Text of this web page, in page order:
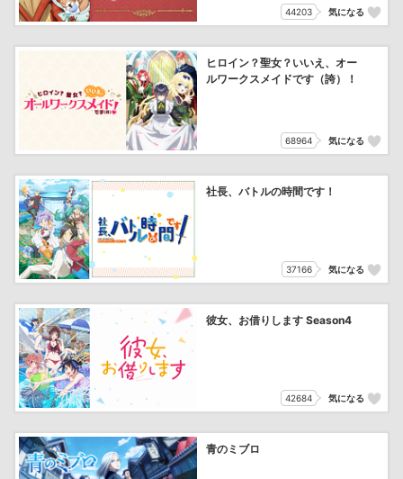
44203 気になる
ヒロイン？聖女？いいえ、オー
ルワークスメイドです（誇）！
68964 気になる
社長、バトルの時間です！
37166 気になる
彼女、お借りします Season4
42684 気になる
青のミブロ